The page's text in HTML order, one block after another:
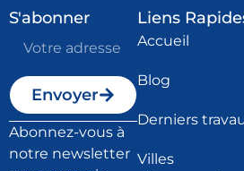
S'abonner
Envoyer
Abonnez-vous à
notre newsletter
Liens
Accueil
Blog
Derniers
Villes